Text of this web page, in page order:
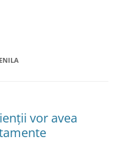
vor avea